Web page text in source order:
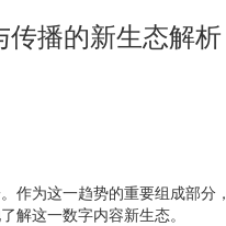
播的新生态解析
作为这一趋势的重要组成部分，
解这一数字内容新生态。